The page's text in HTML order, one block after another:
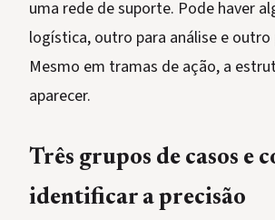
uma rede de suporte. Pode haver
logística, outro para análise e outro
Mesmo em tramas de ação, a
aparecer.
Três grupos de casos e
identificar a precisão